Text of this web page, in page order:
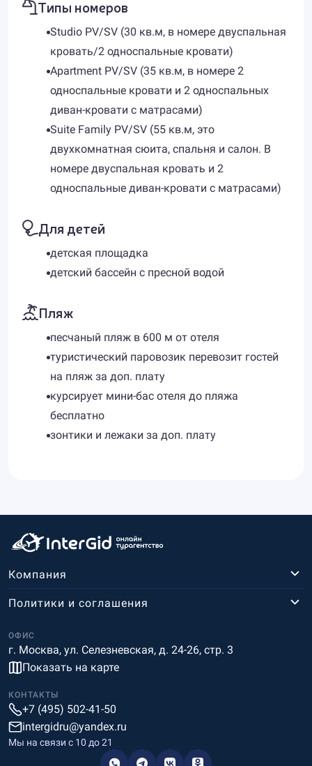
Типы номеров
Studio PV/SV (30 кв.м, в номере двуспальная
кровать/2 односпальные кровати)
Apartment PV/SV (35 кв.м, в номере 2
односпальные кровати и 2 односпальных
диван-кровати с матрасами)
Suite Family PV/SV (55 кв.м, это
двухкомнатная сюита, спальня и салон. В
номере двуспальная кровать и 2
односпальные диван-кровати с матрасами)
Для детей
детская площадка
детский бассейн с пресной водой
Пляж
песчаный пляж в 600 м от отеля
туристический паровозик перевозит гостей
на пляж за доп. плату
курсирует мини-бас отеля до пляжа
бесплатно
зонтики и лежаки за доп. плату
Компания
ОФИС
г. Москва, ул. Селезневская, д. 24-26, стр. 3
Показать на карте
Политики и соглашения
КОНТАКТЫ
+7 (495) 502-41-50
intergidru@yandex.ru
Мы на связи c 10 до 21